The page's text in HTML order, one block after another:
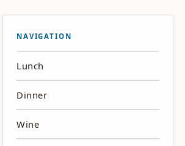
NAVIGATION
Lunch
Dinner
Wine